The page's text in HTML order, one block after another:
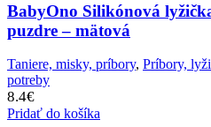
BabyOno Silikónová
puzdre – mätová
Taniere, misky, príbory, Príbory,
potreby
8.4€
Pridať do košíka